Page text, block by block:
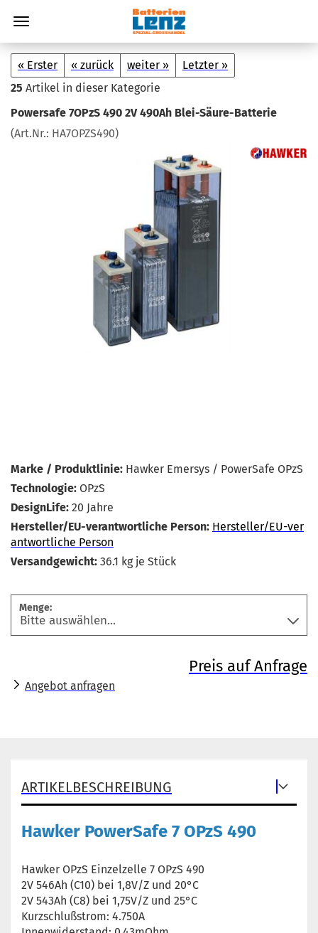
« Erster « zurück weiter »
Letzter »
25 Artikel in dieser Kategorie
Power­safe 7OPzS 490 2V 490Ah Blei-​Säure-Batterie
(Art.Nr.: HA7OPZS490)
Marke / Produktlinie: Hawker Emersys / PowerSafe OPzS
Technologie: OPzS
DesignLife: 20 Jahre
Hersteller/EU-verantwortliche Person: Hersteller/EU-ver
antwortliche Person
Versandgewicht: 36.1 kg je Stück
Menge:
Preis auf Anfrage
Angebot anfragen
ARTIKELBESCHREIBUNG
Hawker PowerSafe 7 OPzS 490
Hawker OPzS Einzelzelle 7 OPzS 490
2V 546Ah (C10) bei 1,8V/Z und 20°C
2V 543Ah (C8) bei 1,75V/Z und 25°C
Kurzschlußstrom: 4.750A